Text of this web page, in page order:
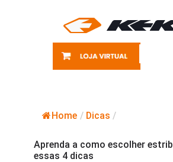
Home / Dicas /
Aprenda a como escolher
essas 4 dicas